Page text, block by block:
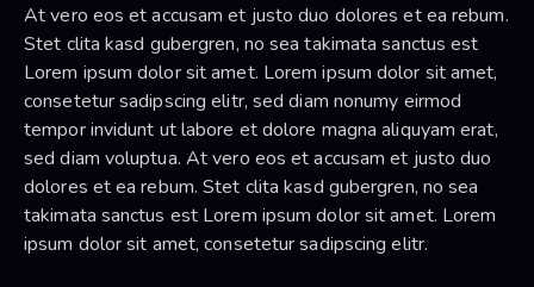
At vero eos et accusam et justo duo dolores et ea rebum.
Stet clita kasd gubergren, no sea takimata sanctus est
Lorem ipsum dolor sit amet. Lorem ipsum dolor sit amet,
consetetur sadipscing elitr, sed diam nonumy eirmod
tempor invidunt ut labore et dolore magna aliquyam erat,
sed diam voluptua. At vero eos et accusam et justo duo
dolores et ea rebum. Stet clita kasd gubergren, no sea
takimata sanctus est Lorem ipsum dolor sit amet. Lorem
ipsum dolor sit amet, consetetur sadipscing elitr.